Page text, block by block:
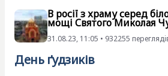
В росії з храму серед
мощі Святого Миколая
31.08.23, 11:05 • 932255
День ґудзиків